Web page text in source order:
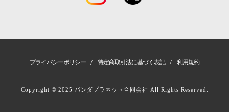
プライバシーポリシー / 特定商取引法に基づく表記 / 利用規約
Copyright © 2025 パンダプラネット合同会社 All Rights Reserved.